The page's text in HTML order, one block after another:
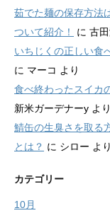
茹でた麺の保存方法
ついて紹介！
に 古
いちじくの正しい食
に マーコ より
食べ終わったスイカ
新米ガーデナーy より
鯖缶の生臭さを取る
とは？ に シロー より
カテゴリー
10月